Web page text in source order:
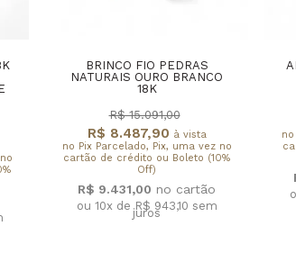
BRINCO FIO PEDRAS
NATURAIS OURO BRANCO
18K
R$ 8.487,90 à vista
no Pix Parcelado, Pix, uma vez no
cartão de crédito ou Boleto (10%
Off)
R$ 15.091,00
R$ 9.431,00
ou 10x de R$ 943,10 sem
juros